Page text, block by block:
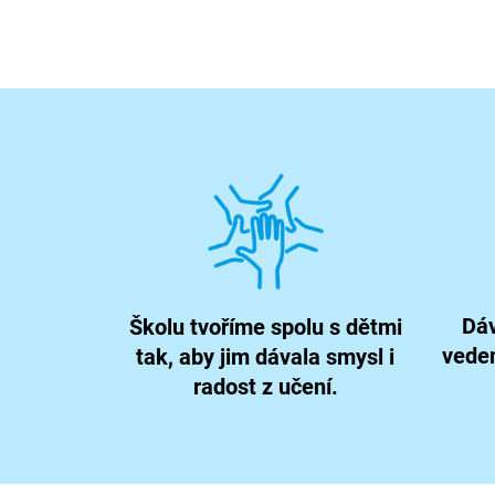
Školu tvoříme spolu s dětmi
tak, aby jim dávala smysl i
radost z učení.